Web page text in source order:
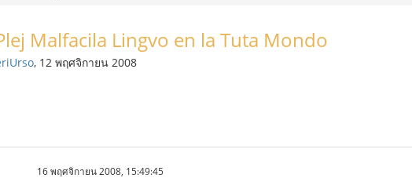
Malfacila Lingvo en la Tuta Mondo
, 12 พฤศจิกายน 2008
16 พฤศจิกายน 2008, 15:49:45